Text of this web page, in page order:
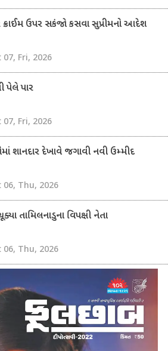
ઉપર સકંજો કસવા સુપ્રીમનો આદેશ
07, Fri, 2026
પેલે પાર
07, Fri, 2026
શાનદાર દેખાવે જગાવી નવી ઉમ્મીદ
06, Thu, 2026
તામિલનાડુના વિપક્ષી નેતા
06, Thu, 2026